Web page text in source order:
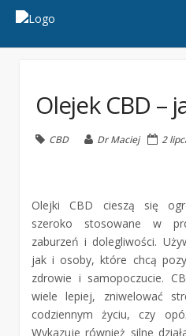
Olejek CBD –
CBD Dr Maciej 2
Olejki CBD cieszą się
szeroko stosowane w
zaburzeń i dolegliwości.
jak i osoby, które chcą
zdrowie i samopoczucie.
wiele lepiej, zniwelować
codziennym życiu, czy
Wykazuje również silne